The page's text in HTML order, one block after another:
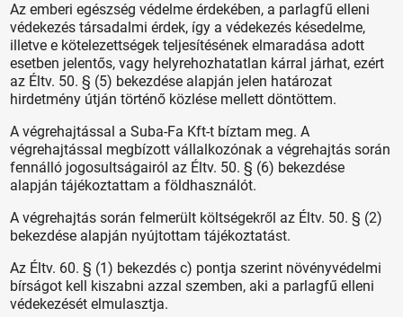
Az emberi egészség védelme érdekében, a parlagfű elleni
védekezés társadalmi érdek, így a védekezés késedelme,
illetve e kötelezettségek teljesítésének elmaradása adott
esetben jelentős, vagy helyrehozhatatlan kárral járhat, ezért
az Éltv. 50. § (5) bekezdése alapján jelen határozat
hirdetmény útján történő közlése mellett döntöttem.
A végrehajtással a Suba-Fa Kft-t bíztam meg. A
végrehajtással megbízott vállalkozónak a végrehajtás során
fennálló jogosultságairól az Éltv. 50. § (6) bekezdése
alapján tájékoztattam a földhasználót.
A végrehajtás során felmerült költségekről az Éltv. 50. § (2)
bekezdése alapján nyújtottam tájékoztatást.
Az Éltv. 60. § (1) bekezdés c) pontja szerint növényvédelmi
bírságot kell kiszabni azzal szemben, aki a parlagfű elleni
védekezését elmulasztja.